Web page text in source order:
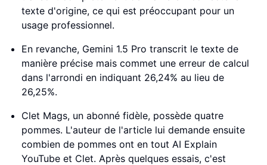
texte d'origine, ce qui est préoccupant pour un
usage professionnel.
En revanche, Gemini 1.5 Pro transcrit le texte de
manière précise mais commet une erreur de calcul
dans l'arrondi en indiquant 26,24% au lieu de
26,25%.
Clet Mags, un abonné fidèle, possède quatre
pommes. L'auteur de l'article lui demande ensuite
combien de pommes ont en tout AI Explain
YouTube et Clet. Après quelques essais, c'est